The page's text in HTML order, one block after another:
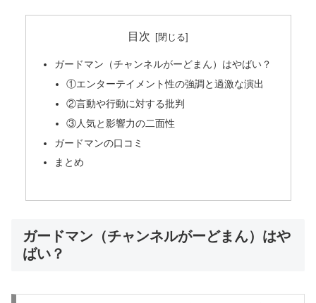
目次
ガードマン（チャンネルがーどまん）はやばい？
①エンターテイメント性の強調と過激な演出
②言動や行動に対する批判
③人気と影響力の二面性
ガードマンの口コミ
まとめ
ガードマン（チャンネルがーどまん）はや
ばい？